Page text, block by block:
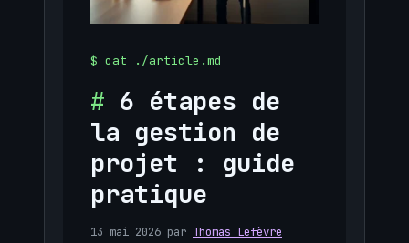
6 étapes de
la gestion de
projet : guide
pratique
13 mai 2026 par Thomas Lefèvre